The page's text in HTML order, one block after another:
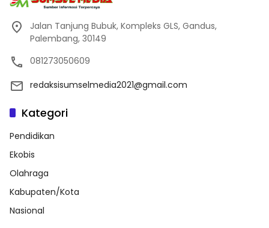
Jalan Tanjung Bubuk, Kompleks GLS, Gandus,
Palembang, 30149
081273050609
redaksisumselmedia2021@gmail.com
Kategori
Pendidikan
Ekobis
Olahraga
Kabupaten/Kota
Nasional